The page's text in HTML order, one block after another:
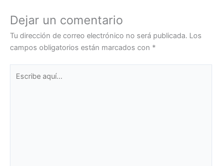
Dejar un comentario
Tu dirección de correo electrónico no será publicada. Los
campos obligatorios están marcados con *
aquí...